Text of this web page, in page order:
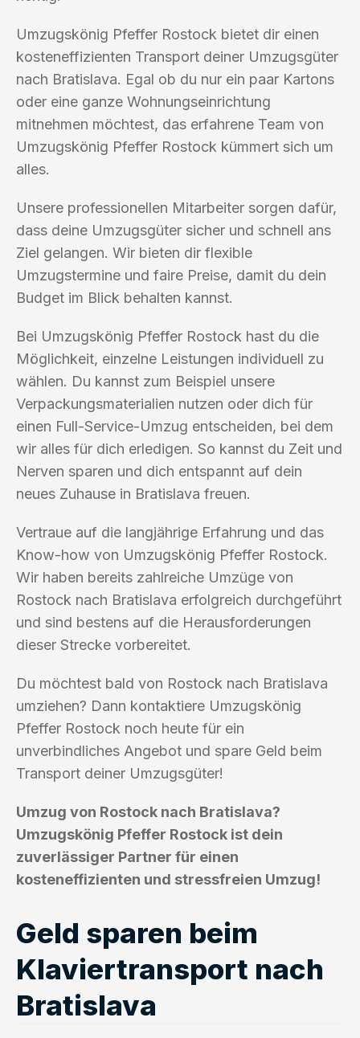
Umzugskönig Pfeffer Rostock bietet dir einen
kosteneffizienten Transport deiner Umzugsgüter
nach Bratislava. Egal ob du nur ein paar Kartons
oder eine ganze Wohnungseinrichtung
mitnehmen möchtest, das erfahrene Team von
Umzugskönig Pfeffer Rostock kümmert sich um
alles.
Unsere professionellen Mitarbeiter sorgen dafür,
dass deine Umzugsgüter sicher und schnell ans
Ziel gelangen. Wir bieten dir flexible
Umzugstermine und faire Preise, damit du dein
Budget im Blick behalten kannst.
Bei Umzugskönig Pfeffer Rostock hast du die
Möglichkeit, einzelne Leistungen individuell zu
wählen. Du kannst zum Beispiel unsere
Verpackungsmaterialien nutzen oder dich für
einen Full-Service-Umzug entscheiden, bei dem
wir alles für dich erledigen. So kannst du Zeit und
Nerven sparen und dich entspannt auf dein
neues Zuhause in Bratislava freuen.
Vertraue auf die langjährige Erfahrung und das
Know-how von Umzugskönig Pfeffer Rostock.
Wir haben bereits zahlreiche Umzüge von
Rostock nach Bratislava erfolgreich durchgeführt
und sind bestens auf die Herausforderungen
dieser Strecke vorbereitet.
Du möchtest bald von Rostock nach Bratislava
umziehen? Dann kontaktiere Umzugskönig
Pfeffer Rostock noch heute für ein
unverbindliches Angebot und spare Geld beim
Transport deiner Umzugsgüter!
Umzug von Rostock nach Bratislava?
Umzugskönig Pfeffer Rostock ist dein
zuverlässiger Partner für einen
kosteneffizienten und stressfreien Umzug!
Geld sparen beim
Klaviertransport nach
Bratislava